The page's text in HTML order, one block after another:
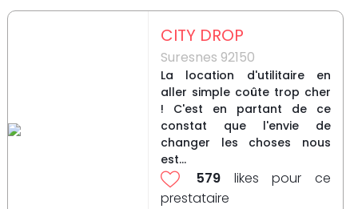
CITY DROP
Suresnes 92150
La location d'utilitaire en
aller simple coûte trop cher
! C'est en partant de ce
constat que l'envie de
changer les choses nous
est...
579 likes pour ce
prestataire